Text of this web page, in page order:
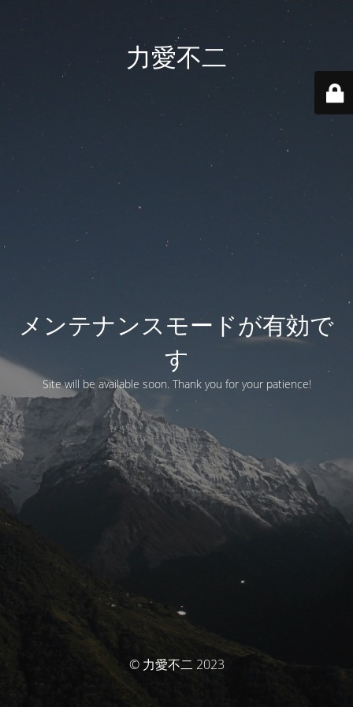
力愛不二
メンテナンスモードが有効で
す
Site will be available soon. Thank you for your patience!
© 力愛不二 2023